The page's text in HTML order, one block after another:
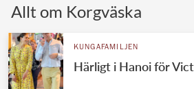
UTLÄNDSKT
Allt om Korgväska
KUNGAFAMILJEN
Härligt i Hanoi för